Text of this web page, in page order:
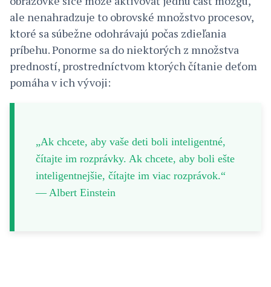
ale nenahradzuje to obrovské množstvo procesov,
ktoré sa súbežne odohrávajú počas zdieľania
príbehu. Ponorme sa do niektorých z množstva
predností, prostredníctvom ktorých čítanie deťom
pomáha v ich vývoji:
„Ak chcete, aby vaše deti boli inteligentné,
čítajte im rozprávky. Ak chcete, aby boli ešte
inteligentnejšie, čítajte im viac rozprávok.“
— Albert Einstein